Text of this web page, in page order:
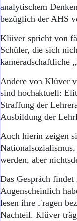
analytischem
bezüglich der AHS
Klüver spricht von
Schüler, die sich
kameradschaftliche
Andere von Klüver
sind hochaktuell:
Straffung der
Ausbildung der
Auch hierin zeigen
Nationalsozialismus,
werden, aber
Das Gespräch
Augenscheinlich
lesen ihre Fragen
Nachteil. Klüver